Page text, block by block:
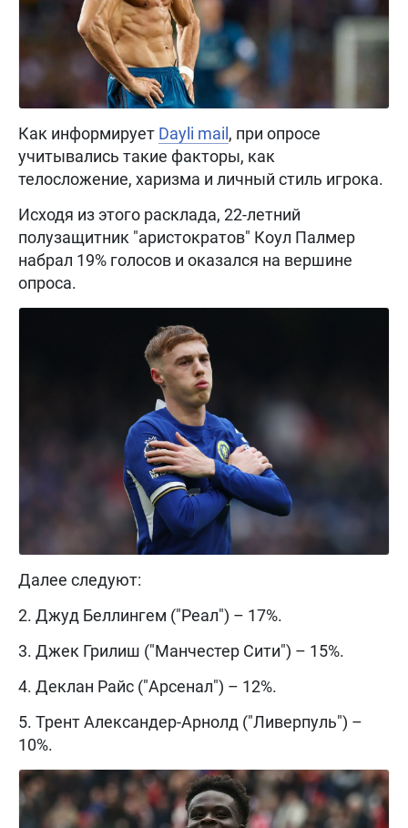
Как информирует Dayli mail , при опросе
учитывались такие факторы, как
телосложение, харизма и личный стиль игрока.
Исходя из этого расклада, 22-летний
полузащитник "аристократов" Коул Палмер
набрал 19% голосов и оказался на вершине
опроса.
Далее следуют:
2. Джуд Беллингем ("Реал") – 17%.
3. Джек Грилиш ("Манчестер Сити") – 15%.
4. Деклан Райс ("Арсенал") – 12%.
5. Трент Александер-Арнолд ("Ливерпуль") –
10%.